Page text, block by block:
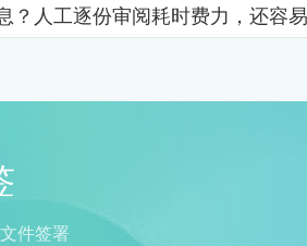
人工逐份审阅耗时费力，还容
件签署